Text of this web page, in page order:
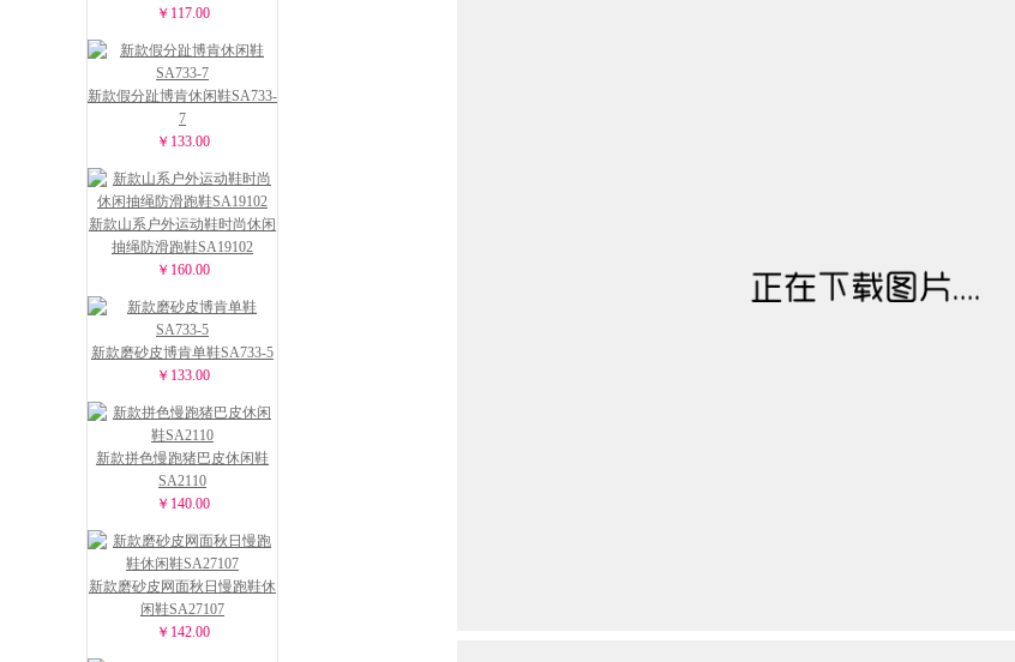
￥117.00
新款假分趾博肯休闲鞋SA733-
7
￥133.00
新款山系户外运动鞋时尚休闲
抽绳防滑跑鞋SA19102
￥160.00
新款磨砂皮博肯单鞋SA733-5
￥133.00
新款拼色慢跑猪巴皮休闲鞋
SA2110
￥140.00
新款磨砂皮网面秋日慢跑鞋休
闲鞋SA27107
￥142.00